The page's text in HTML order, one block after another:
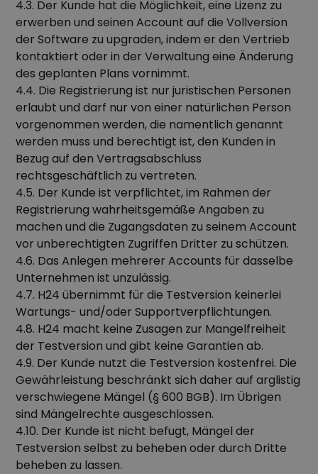
4.3. Der Kunde hat die Möglichkeit, eine Lizenz zu
erwerben und seinen Account auf die Vollversion
der Software zu upgraden, indem er den Vertrieb
kontaktiert oder in der Verwaltung eine Änderung
des geplanten Plans vornimmt.
4.4. Die Registrierung ist nur juristischen Personen
erlaubt und darf nur von einer natürlichen Person
vorgenommen werden, die namentlich genannt
werden muss und berechtigt ist, den Kunden in
Bezug auf den Vertragsabschluss
rechtsgeschäftlich zu vertreten.
4.5. Der Kunde ist verpflichtet, im Rahmen der
Registrierung wahrheitsgemäße Angaben zu
machen und die Zugangsdaten zu seinem Account
vor unberechtigten Zugriffen Dritter zu schützen.
4.6. Das Anlegen mehrerer Accounts für dasselbe
Unternehmen ist unzulässig.
4.7. H24 übernimmt für die Testversion keinerlei
Wartungs- und/oder Supportverpflichtungen.
4.8. H24 macht keine Zusagen zur Mangelfreiheit
der Testversion und gibt keine Garantien ab.
4.9. Der Kunde nutzt die Testversion kostenfrei. Die
Gewährleistung beschränkt sich daher auf arglistig
verschwiegene Mängel (§ 600 BGB). Im Übrigen
sind Mängelrechte ausgeschlossen.
4.10. Der Kunde ist nicht befugt, Mängel der
Testversion selbst zu beheben oder durch Dritte
beheben zu lassen.